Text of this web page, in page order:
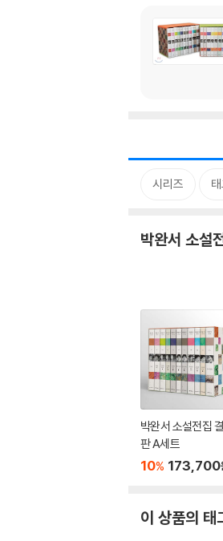
시리즈
박완서 소설
박완서 소설전집
판 A세트
10% 173,700
이 상품의 태